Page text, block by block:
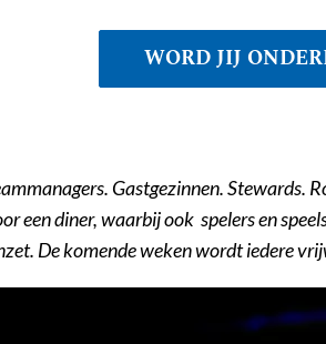
WORD JIJ
Gastgezinnen. Stewards.
een diner, waarbij ook spelers en
De komende weken wordt iedere